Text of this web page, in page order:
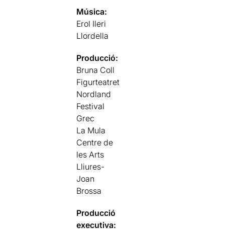
Música:
Erol Ileri
Llordella
Producció:
Bruna Coll
Figurteatret
Nordland
Festival
Grec
La Mula
Centre de
les Arts
Lliures-
Joan
Brossa
Producció
executiva: